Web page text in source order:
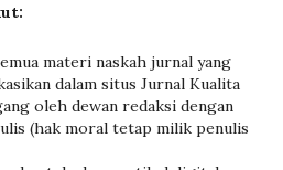
materi naskah jurnal yang
dalam situs Jurnal Kualita
oleh dewan redaksi dengan
(hak moral tetap milik penulis